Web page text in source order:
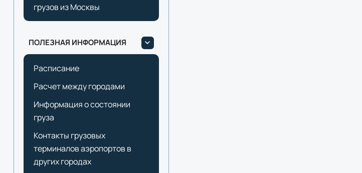
грузов из Москвы
ПОЛЕЗНАЯ ИНФОРМАЦИЯ
Расписание
Расчет между городами
Информация о состоянии
груза
Контакты грузовых
терминалов аэропортов в
других городах